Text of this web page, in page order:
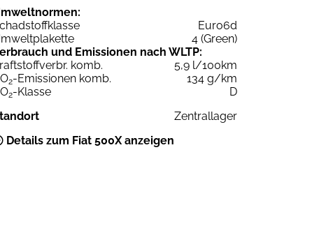
Euro6d
4 (Green)
und Emissionen nach WLTP:
komb.
5,9 l/100km
2-Emissionen komb.
134 g/km
2-Klasse
D
Zentrallager
Details zum Fiat 500X anzeigen